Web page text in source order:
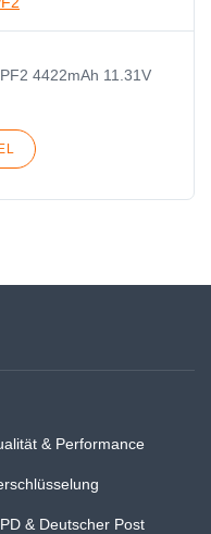
4422mAh 11.31V
& Performance
& Deutscher Post